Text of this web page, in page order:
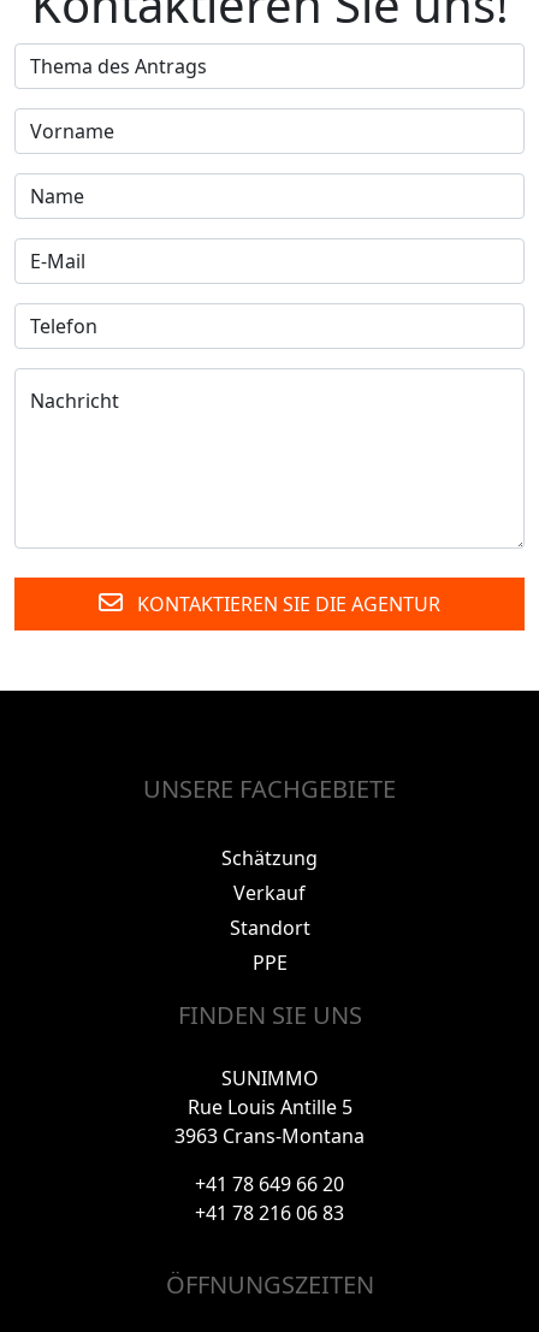
KONTAKTIEREN SIE DIE AGENTUR
UNSERE FACHGEBIETE
Schätzung
Verkauf
Standort
PPE
FINDEN SIE UNS
SUNIMMO
Rue Louis Antille 5
3963 Crans-Montana
+41 78 649 66 20
+41 78 216 06 83
ÖFFNUNGSZEITEN